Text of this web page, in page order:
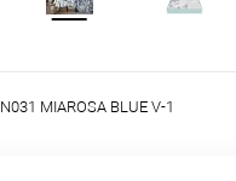
N031 MIAROSA BLUE V-1